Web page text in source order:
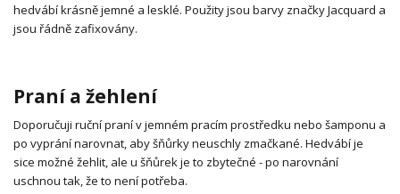
hedvábí krásně jemné a lesklé. Použity jsou barvy značky Jacquard a
jsou řádně zafixovány.
Praní a žehlení
Doporučuji ruční praní v jemném pracím prostředku nebo šamponu a
po vyprání narovnat, aby šňůrky neuschly zmačkané. Hedvábí je
sice možné žehlit, ale u šňůrek je to zbytečné - po narovnání
uschnou tak, že to není potřeba.